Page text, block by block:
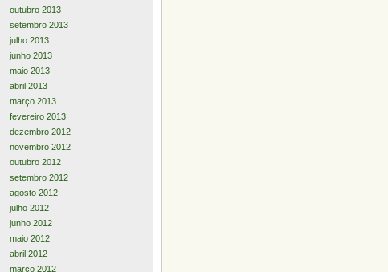
outubro 2013
setembro 2013
julho 2013
junho 2013
maio 2013
abril 2013
março 2013
fevereiro 2013
dezembro 2012
novembro 2012
outubro 2012
setembro 2012
agosto 2012
julho 2012
junho 2012
maio 2012
abril 2012
março 2012